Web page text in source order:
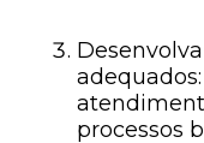
processos